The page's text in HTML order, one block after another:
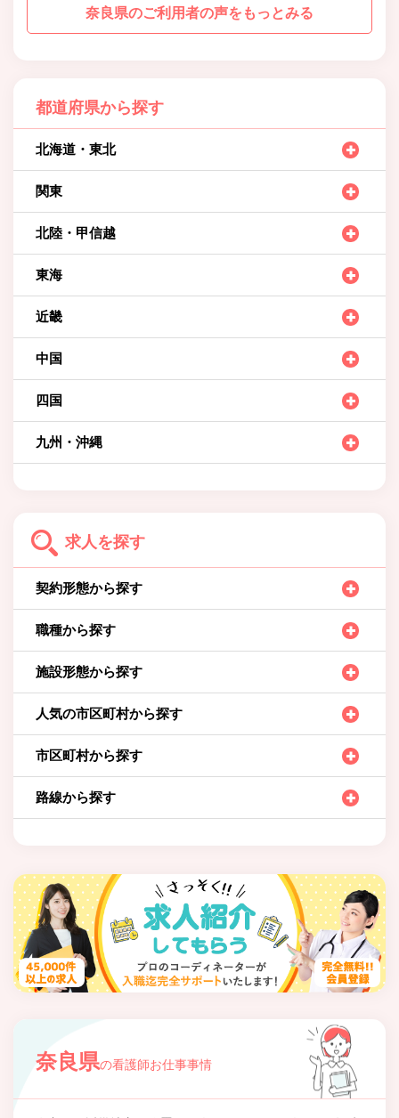
奈良県のご利用者の声をもっとみる
都道府県から探す
北海道・東北
関東
北陸・甲信越
東海
近畿
中国
四国
九州・沖縄
求人を探す
契約形態から探す
職種から探す
施設形態から探す
人気の市区町村から探す
市区町村から探す
路線から探す
奈良県の看護師お仕事事情